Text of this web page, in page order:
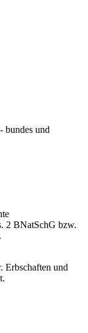
bundes und
2 BNatSchG bzw.
Erbschaften und